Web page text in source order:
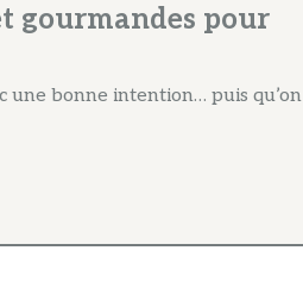
gourmandes pour
une bonne intention… puis qu’on